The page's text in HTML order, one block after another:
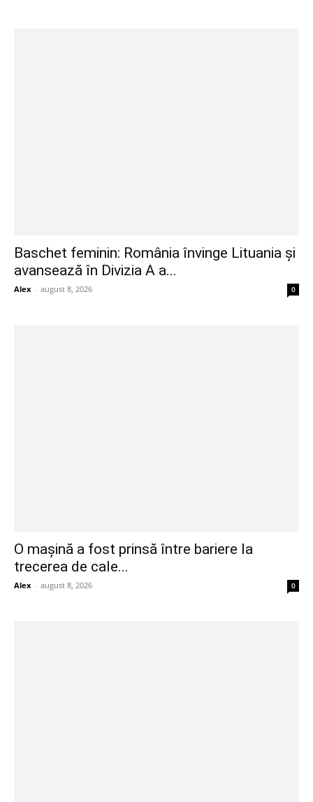
Baschet feminin: România învinge Lituania și
avansează în Divizia A a...
Alex - august 8, 2026 0
O mașină a fost prinsă între bariere la
trecerea de cale...
Alex - august 8, 2026 0